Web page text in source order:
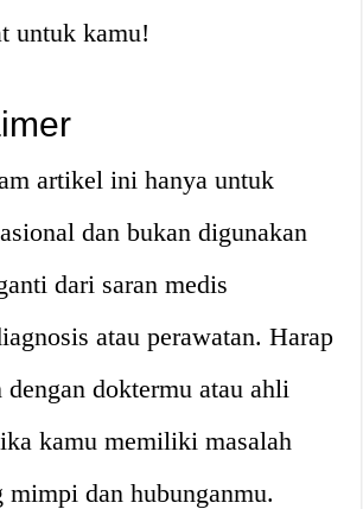
untuk kamu!
artikel ini hanya untuk
dan bukan digunakan
dari saran medis
atau perawatan. Harap
doktermu atau ahli
kamu memiliki masalah
mimpi dan hubunganmu.